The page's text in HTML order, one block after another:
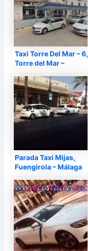
Taxi Torre Del Mar – 6,
Torre del Mar –
Parada Taxi Mijas,
Fuengirola – Málaga